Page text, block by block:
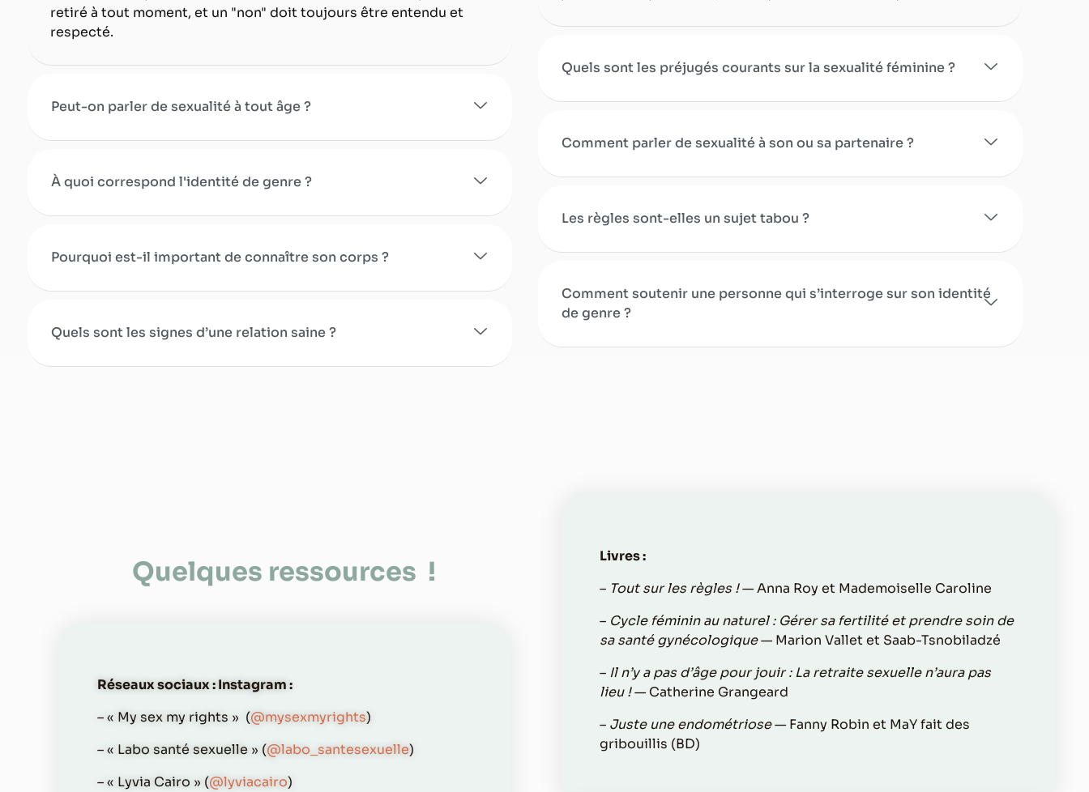
retiré à tout moment, et un "non" doit toujours être entendu et
respecté.
Peut-on parler de sexualité à tout âge ?
À quoi correspond l'identité de genre ?
Pourquoi est-il important de connaître son corps ?
Quels sont les signes d’une relation saine ?
Quels sont les préjugés courants sur la sexualité féminine ?
Comment parler de sexualité à son ou sa partenaire ?
Les règles sont-elles un sujet tabou ?
Comment soutenir une personne qui s’interroge sur son identité
de genre ?
Quelques ressources !
Réseaux sociaux : Instagram :
– « My sex my rights » (@mysexmyrights)
– « Labo santé sexuelle » (@labo_santesexuelle)
– « Lyvia Cairo » (@lyviacairo)
Livres :
– Tout sur les règles !— Anna Roy et Mademoiselle Caroline
– Cycle féminin au naturel : Gérer sa fertilité et prendre soin de
sa santé gynécologique— Marion Vallet et Saab-Tsnobiladzé
– Il n’y a pas d’âge pour jouir : La retraite sexuelle n’aura pas
lieu !— Catherine Grangeard
– Juste une endométriose— Fanny Robin et MaY fait des
gribouillis (BD)